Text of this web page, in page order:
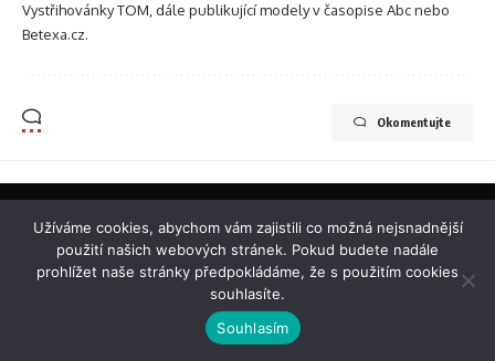
Vystřihovánky TOM, dále publikující modely v časopise Abc nebo
Betexa.cz.
Okomentujte
Betexa-magazin.cz > > Grand Prix > Grand Prix - hlasování GRAND PRIX 2025 – ZÁVĚREČNÉ FINÁLE
GRAND PRIX
GRAND PRIX - HLASOVÁNÍ
MODELÁŘSKÉ AKTUALITY
OSTATNÍ
GRAND PRIX 2025 – ZÁVĚREČNÉ
Užíváme cookies, abychom vám zajistili co možná nejsnadnější
použití našich webových stránek. Pokud budete nadále
prohlížet naše stránky předpokládáme, že s použitím cookies
souhlasíte.
Souhlasím